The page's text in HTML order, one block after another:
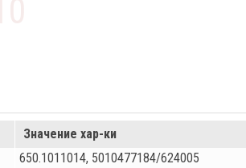
Значение хар-ки
650.1011014, 5010477184/624005